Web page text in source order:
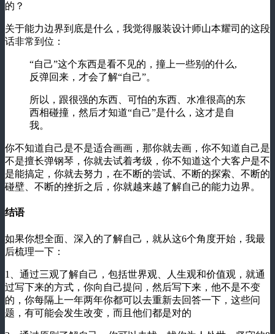
的？
关于能力边界到底是什么，我觉得服装设计师山本耀司的这段
话非常到位：
“自己”这个东西是看不见的，撞上一些别的什么,
反弹回来，才会了解“自己”。
所以，跟很强的东西、可怕的东西、水准很高的东
西相碰撞，然后才知道“自己”是什么，这才是自
我。
你不知道自己是不是适合画画，那你就去画，你不知道自己是
不是擅长弹钢琴，你就去试着考级，你不知道这个大客户是不
是能搞定，你就去努力，在不断的尝试、不断的探索、不断的
碰壁、不断的挫折之后，你就越来越了解自己的能力边界。
结语
如果你想全面、深入的了解自己，就从这6个角度开始，我最
后梳理一下：
1、通过三观了解自己，包括世界观、人生观和价值观，就通
过写下来的方式，你向自己提问，然后写下来，他不是不变
的，你每隔上一年两年你都可以去重新去回答一下，这些问
题，有可能会发生改变，而且他们都是对的